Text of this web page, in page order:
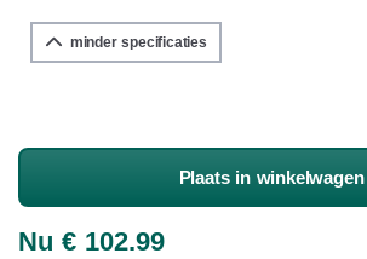
minder specificaties
Plaats in winkelwagen
Nu € 102.99